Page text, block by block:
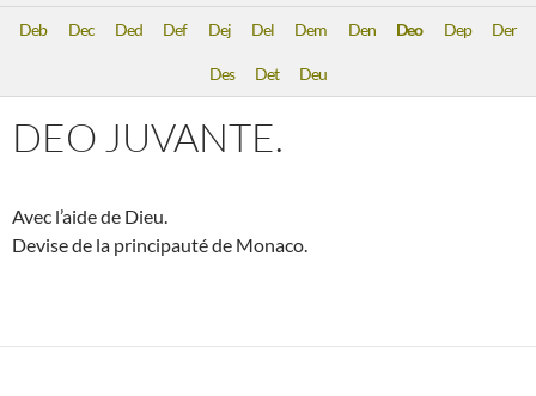
Deb Dec Ded Def Dej Del Dem Den Deo Dep Der
Des Det Deu
DEO JUVANTE.
Avec l’aide de Dieu.
Devise de la principauté de Monaco.